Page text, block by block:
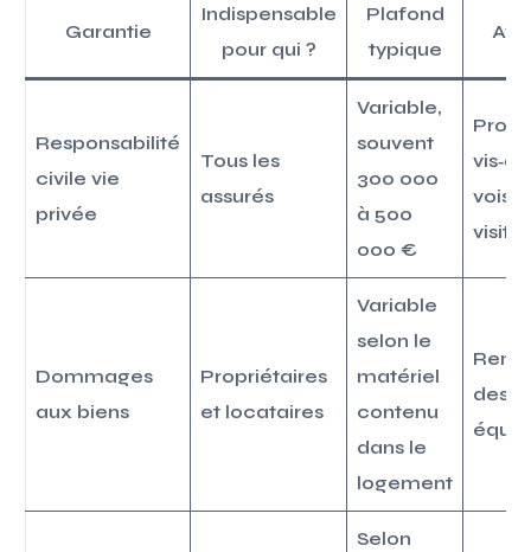
Garantie
Indispensable
pour qui ?
Plafond
typique
Responsabilité
civile vie
privée
Tous les
assurés
Variable,
souvent
300 000
à 500
000 €
Dommages
aux biens
Propriétaires
et locataires
Variable
selon le
matériel
contenu
dans le
logement
des
Selon